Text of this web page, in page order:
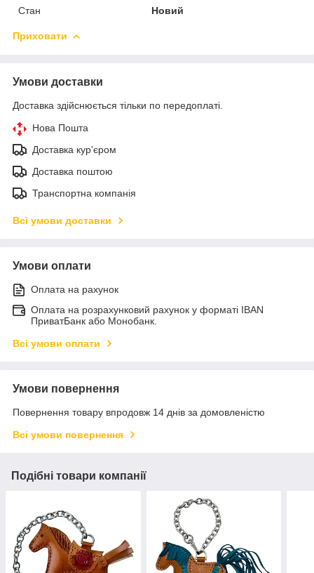
Стан
Новий
Приховати
Умови доставки
Доставка здійснюється тільки по передоплаті.
Нова Пошта
Доставка кур'єром
Доставка поштою
Транспортна компанія
Всі умови доставки
Умови оплати
Оплата на рахунок
Оплата на розрахунковий рахунок у форматі IBAN
ПриватБанк або Монобанк.
Всі умови оплати
Умови повернення
Повернення товару впродовж 14 днів за домовленістю
Всі умови повернення
Подібні товари компанії